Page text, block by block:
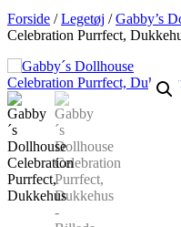
Forside /Legetøj /Gabby’s
Celebration Purrfect,